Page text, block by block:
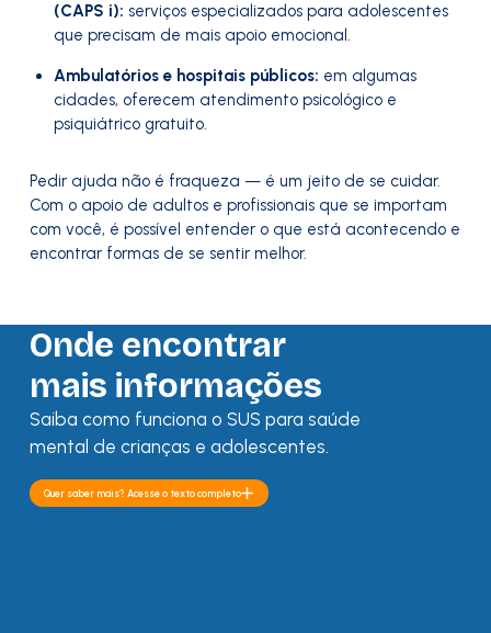
(CAPS i): serviços especializados para adolescentes
que precisam de mais apoio emocional.
Ambulatórios e hospitais públicos: em algumas
cidades, oferecem atendimento psicológico e
psiquiátrico gratuito.
Pedir ajuda não é fraqueza — é um jeito de se cuidar.
Com o apoio de adultos e profissionais que se importam
com você, é possível entender o que está acontecendo e
encontrar formas de se sentir melhor.
Onde encontrar
mais informações
Saiba como funciona o SUS para saúde
mental de crianças e adolescentes.
Quer saber mais? Acesse o texto completo